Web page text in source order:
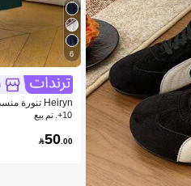
6
Heiryn تنورة منسدلة ذات لون أحادي أنيقة للنساء
10+. تم بيع
50.00